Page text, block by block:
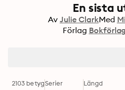
En sista
Av Julie ClarkMed
Förlag
2103 betygSerier Längd